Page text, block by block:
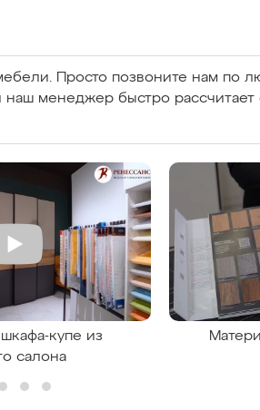
Просто позвоните нам по
наш менеджер быстро рассчитает
купе из
салона